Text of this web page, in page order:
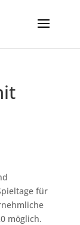
für
möglich.